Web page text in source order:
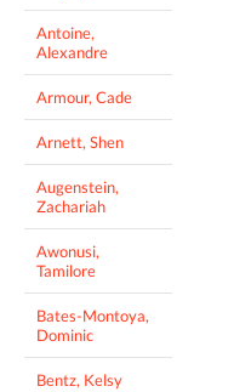
Antoine,
Alexandre
Armour, Cade
Arnett, Shen
Augenstein,
Zachariah
Awonusi,
Tamilore
Bates-Montoya,
Dominic
Bentz, Kelsy